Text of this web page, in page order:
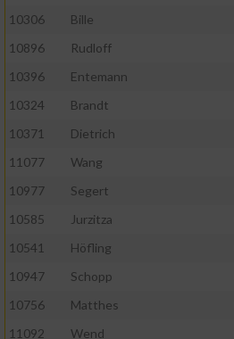
10306
Bille
10896
Rudloff
10396
Entemann
10324
Brandt
10371
Dietrich
11077
Wang
10977
Segert
10585
Jurzitza
10541
Höfling
10947
Schopp
10756
Matthes
11092
Wend